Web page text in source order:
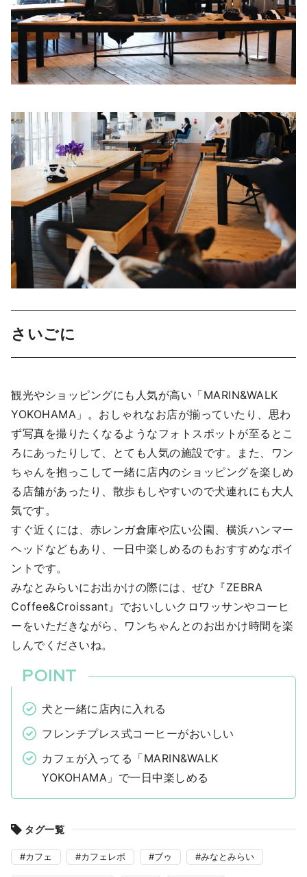
さいごに
観光やショッピングにも人気が高い「MARIN&WALK
YOKOHAMA」。おしゃれなお店が揃っていたり、思わ
ず写真を撮りたくなるようなフォトスポットが至るとこ
ろにあったりして、とても人気の施設です。また、ワン
ちゃんを抱っこして一緒に店内のショッピングを楽しめ
る店舗があったり、散歩もしやすいので犬連れにも大人
気です。
すぐ近くには、赤レンガ倉庫や広い公園、横浜ハンマー
ヘッドなどもあり、一日中楽しめるのもおすすめなポイ
ントです。
みなとみらいにお出かけの際には、ぜひ『ZEBRA
Coffee&Croissant』でおいしいクロワッサンやコーヒ
ーをいただきながら、ワンちゃんとのお出かけ時間を楽
しんでくださいね。
犬と一緒に店内に入れる
フレンチプレス式コーヒーがおいしい
カフェが入ってる「MARIN&WALK
YOKOHAMA」で一日中楽しめる
タグ一覧
カフェ カフェレポ ブゥ みなとみらい